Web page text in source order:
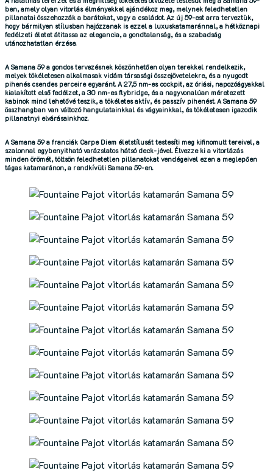
ben, amely olyan vitorlás élményekkel ajándékoz meg, melynek feledhetetlen
pillanatai összehozzák a barátokat, vagy a családot. Az új 59-est arra terveztük,
hogy bármilyen stílusban hajózzanak is ezzel a luxuskatamaránnal, a hétköznapi
fedélzeti életet átitassa az elegancia, a gondtalanság, és a szabadság
utánozhatatlan érzése.
ASamana 59a gondos tervezésnek köszönhetően olyan terekkel rendelkezik,
melyek tökéletesen alkalmasak vidám társasági összejövetelekre, és a nyugodt
pihenés csendes perceire egyaránt. A 27,5 nm-es cockpit, az óriási, napozóágyakkal
kialakított első fedélzet, a 30 nm-es flybridge, és a nagyvonalúan méretezett
kabinok mind lehetővé teszik, a tökéletes aktív, és passzív pihenést. ASamana 59
összhangban van változó hangulatainkkal és vágyainkkal, és tökéletesen igazodik
pillanatnyi elvárásainkhoz.
ASamana 59a franciák Carpe Diem életstílusát testesíti meg kifinomult tereivel, a
szalonnal egybenyitható varázslatos hátsó deck-jével. Élvezze ki a vitorlázás
minden örömét, töltsön feledhetetlen pillanatokat vendégeivel ezen a meglepően
tágas katamaránon, a rendkívüli Samana 59-en.